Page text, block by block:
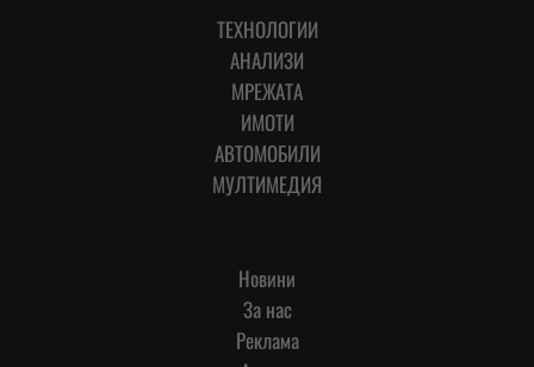
ТЕХНОЛОГИИ
АНАЛИЗИ
МРЕЖАТА
ИМОТИ
АВТОМОБИЛИ
МУЛТИМЕДИЯ
Новини
За нас
Реклама